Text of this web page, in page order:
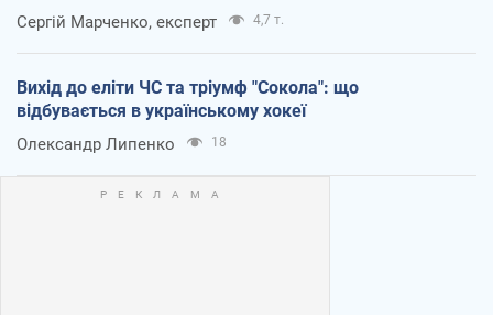
Сергій Марченко, експерт 4,7 т.
Вихід до еліти ЧС та тріумф "Сокола": що
відбувається в українському хокеї
Олександр Липенко 18